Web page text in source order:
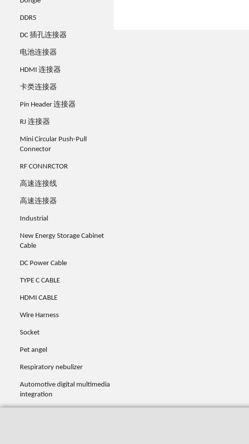
DDR5
DC 插孔连接器
电池连接器
HDMI 连接器
卡类连接器
Pin Header 连接器
RJ 连接器
Mini Circular Push-Pull
Connector
RF CONNRCTOR
高速连接线
高速连接器
Industrial
New Energy Storage Cabinet
Cable
DC Power Cable
TYPE C CABLE
HDMI CABLE
Wire Harness
Socket
Pet angel
Respiratory nebulizer
Automotive digital multimedia
integration